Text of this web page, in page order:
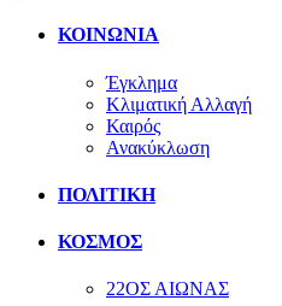
ΚΟΙΝΩΝΙΑ
Έγκλημα
Κλιματική Αλλαγή
Καιρός
Ανακύκλωση
ΠΟΛΙΤΙΚΗ
ΚΟΣΜΟΣ
22ΟΣ ΑΙΩΝΑΣ